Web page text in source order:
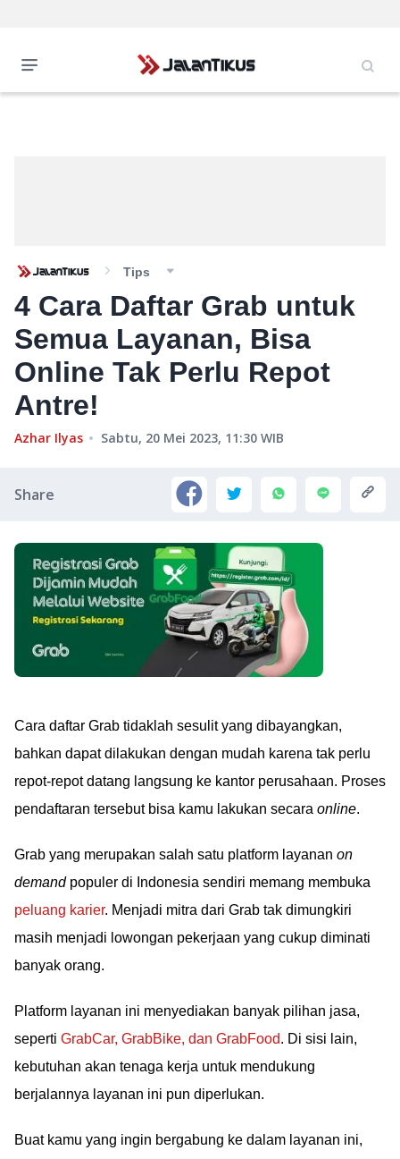
Tips
4 Cara Daftar Grab untuk
Semua Layanan, Bisa
Online Tak Perlu Repot
Antre!
Azhar Ilyas Sabtu, 20 Mei 2023, 11:30 WIB
Share
Cara daftar Grab tidaklah sesulit yang dibayangkan,
bahkan dapat dilakukan dengan mudah karena tak perlu
repot-repot datang langsung ke kantor perusahaan. Proses
pendaftaran tersebut bisa kamu lakukan secara online.
Grab yang merupakan salah satu platform layanan on
demandpopuler di Indonesia sendiri memang membuka
peluang karier. Menjadi mitra dari Grab tak dimungkiri
masih menjadi lowongan pekerjaan yang cukup diminati
banyak orang.
Platform layanan ini menyediakan banyak pilihan jasa,
seperti GrabCar, GrabBike, dan GrabFood. Di sisi lain,
kebutuhan akan tenaga kerja untuk mendukung
berjalannya layanan ini pun diperlukan.
Buat kamu yang ingin bergabung ke dalam layanan ini,